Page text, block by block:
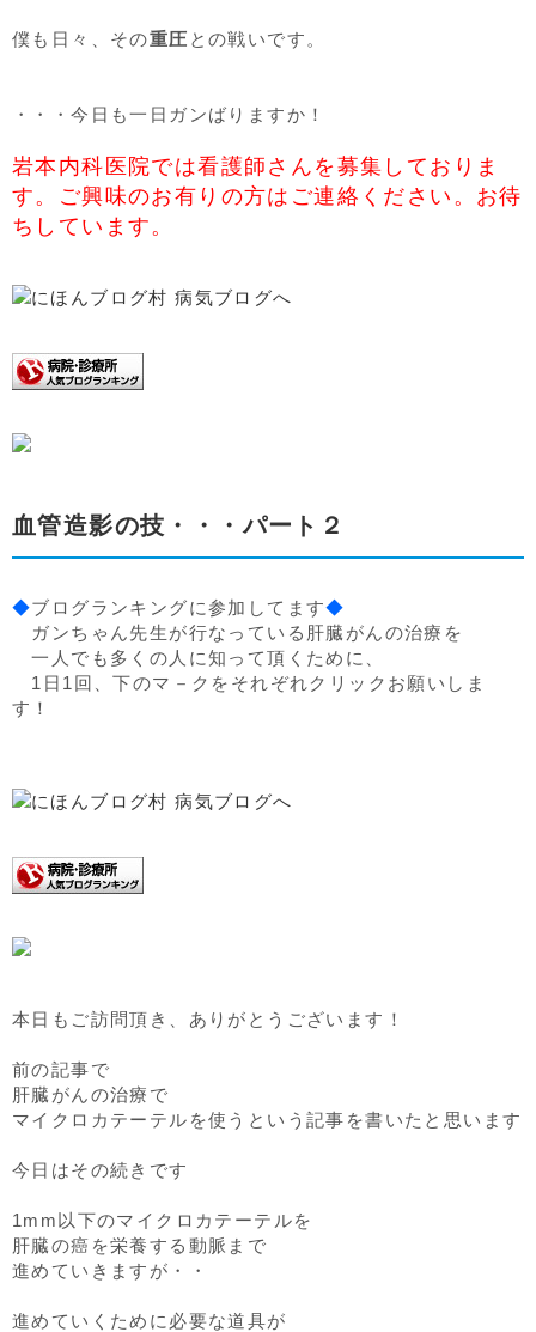
僕も日々、その重圧 との戦いです。
・・・今日も一日ガンばりますか！
岩本内科医院では看護師さんを募集しておりま
す。ご興味のお有りの方はご連絡ください。お待
ちしています。
血管造影の技・・・パート２
◆ブログランキングに参加してます◆
ガンちゃん先生が行なっている肝臓がんの治療を
一人でも多くの人に知って頂くために、
1日1回、下のマ－クをそれぞれクリックお願いしま
す！
本日もご訪問頂き、ありがとうございます！
前の記事で
肝臓がんの治療で
マイクロカテーテルを使うという記事を書いたと思います
今日はその続きです
1mm以下のマイクロカテーテルを
肝臓の癌を栄養する動脈まで
進めていきますが・・
進めていくために必要な道具が